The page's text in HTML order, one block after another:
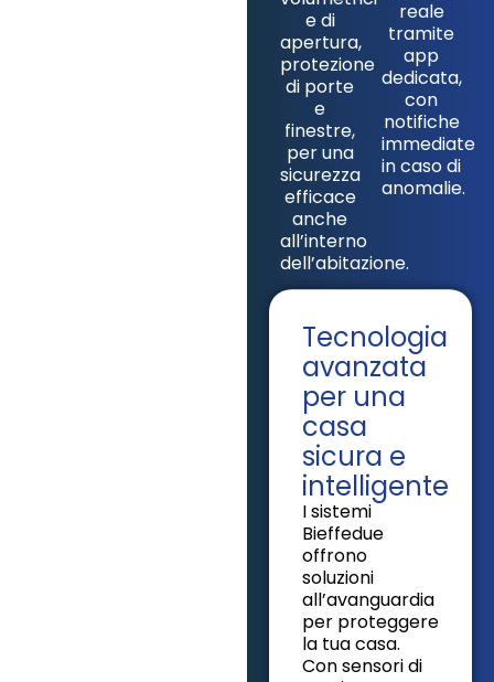
e di
apertura,
protezione
di porte
e
finestre,
per una
sicurezza
efficace
anche
all’interno
dell’abitazione.
reale
tramite
app
dedicata,
con
notifiche
immediate
in caso di
anomalie.
Tecnologia
avanzata
per una
casa
sicura e
intelligente
I sistemi
Bieffedue
offrono
soluzioni
all’avanguardia
per proteggere
la tua casa.
Con sensori di